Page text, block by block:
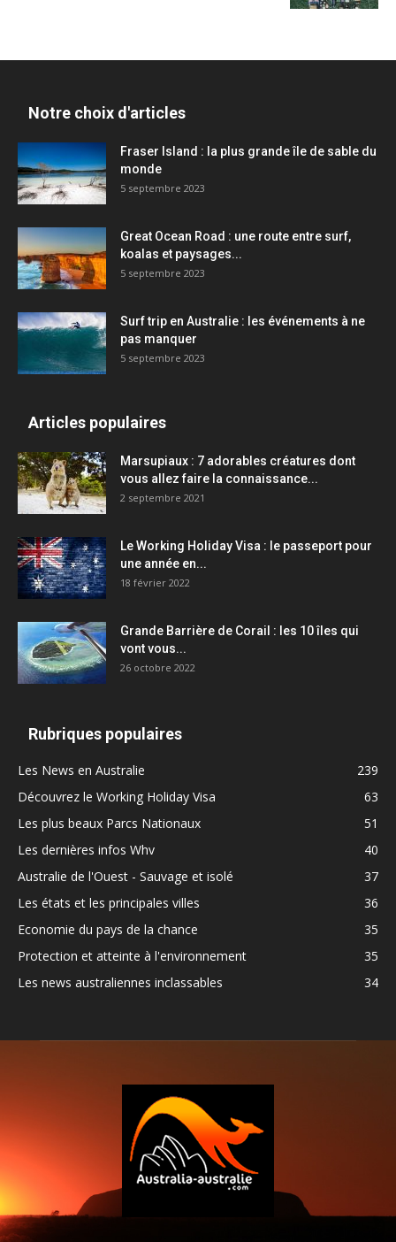
Notre choix d'articles
Fraser Island : la plus grande île de sable du
monde
5 septembre 2023
Great Ocean Road : une route entre surf,
koalas et paysages...
5 septembre 2023
Surf trip en Australie : les événements à ne
pas manquer
5 septembre 2023
Articles populaires
Marsupiaux : 7 adorables créatures dont
vous allez faire la connaissance...
2 septembre 2021
Le Working Holiday Visa : le passeport pour
une année en...
18 février 2022
Grande Barrière de Corail : les 10 îles qui
vont vous...
26 octobre 2022
Rubriques populaires
Les News en Australie
239
Découvrez le Working Holiday Visa
63
Les plus beaux Parcs Nationaux
51
Les dernières infos Whv
40
Australie de l'Ouest - Sauvage et isolé
37
Les états et les principales villes
36
Economie du pays de la chance
35
Protection et atteinte à l'environnement
35
Les news australiennes inclassables
34